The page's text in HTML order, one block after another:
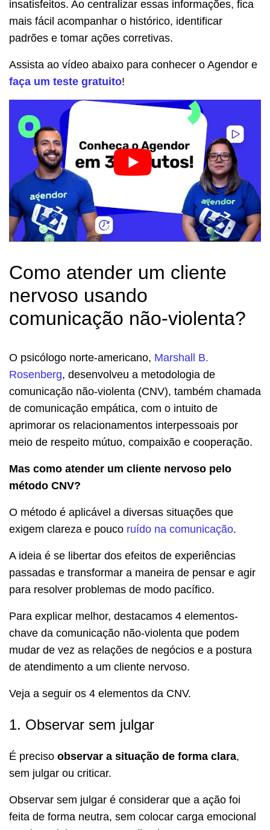
insatisfeitos. Ao centralizar essas informações, fica
mais fácil acompanhar o histórico, identificar
padrões e tomar ações corretivas.
Assista ao vídeo abaixo para conhecer o Agendor e
faça um teste gratuito!
Como atender um cliente
nervoso usando
comunicação não-violenta?
O psicólogo norte-americano, Marshall B.
Rosenberg, desenvolveu a metodologia de
comunicação não-violenta (CNV), também chamada
de comunicação empática, com o intuito de
aprimorar os relacionamentos interpessoais por
meio de respeito mútuo, compaixão e cooperação.
Mas como atender um cliente nervoso pelo
método CNV?
O método é aplicável a diversas situações que
exigem clareza e pouco ruído na comunicação.
A ideia é se libertar dos efeitos de experiências
passadas e transformar a maneira de pensar e agir
para resolver problemas de modo pacífico.
Para explicar melhor, destacamos 4 elementos-
chave da comunicação não-violenta que podem
mudar de vez as relações de negócios e a postura
de atendimento a um cliente nervoso.
Veja a seguir os 4 elementos da CNV.
1. Observar sem julgar
É preciso observar a situação de forma clara,
sem julgar ou criticar.
Observar sem julgar é considerar que a ação foi
feita de forma neutra, sem colocar carga emocional